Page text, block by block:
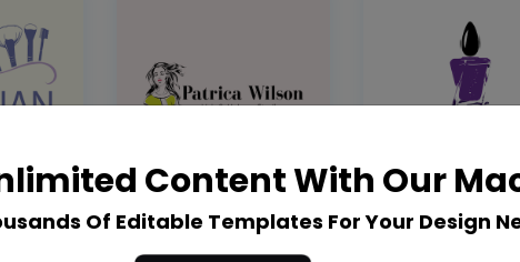
Content With Our
Of Editable Templates For Your Design